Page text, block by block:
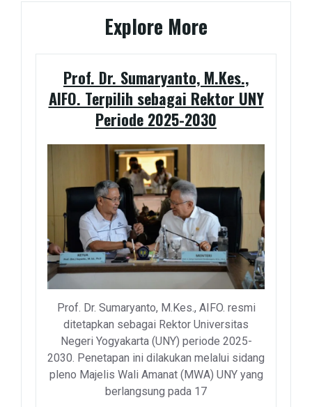
Explore More
Prof. Dr. Sumaryanto, M.Kes.,
AIFO. Terpilih sebagai Rektor UNY
Periode 2025-2030
Prof. Dr. Sumaryanto, M.Kes., AIFO. resmi
ditetapkan sebagai Rektor Universitas
Negeri Yogyakarta (UNY) periode 2025-
2030. Penetapan ini dilakukan melalui sidang
pleno Majelis Wali Amanat (MWA) UNY yang
berlangsung pada 17